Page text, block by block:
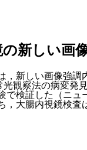
新しい画
，新しい画像強調
観察法の病変発
で検証した（ニュ
，大腸内視鏡検